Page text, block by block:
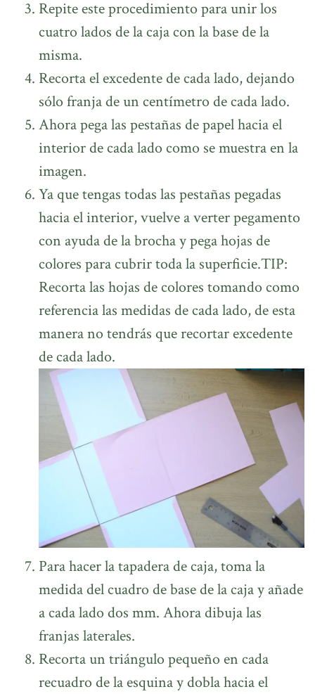
Repite este procedimiento para unir los
cuatro lados de la caja con la base de la
misma.
Recorta el excedente de cada lado, dejando
sólo franja de un centímetro de cada lado.
Ahora pega las pestañas de papel hacia el
interior de cada lado como se muestra en la
imagen.
Ya que tengas todas las pestañas pegadas
hacia el interior, vuelve a verter pegamento
con ayuda de la brocha y pega hojas de
colores para cubrir toda la superficie.TIP:
Recorta las hojas de colores tomando como
referencia las medidas de cada lado, de esta
manera no tendrás que recortar excedente
de cada lado.
Para hacer la tapadera de caja, toma la
medida del cuadro de base de la caja y añade
a cada lado dos mm. Ahora dibuja las
franjas laterales.
Recorta un triángulo pequeño en cada
recuadro de la esquina y dobla hacia el